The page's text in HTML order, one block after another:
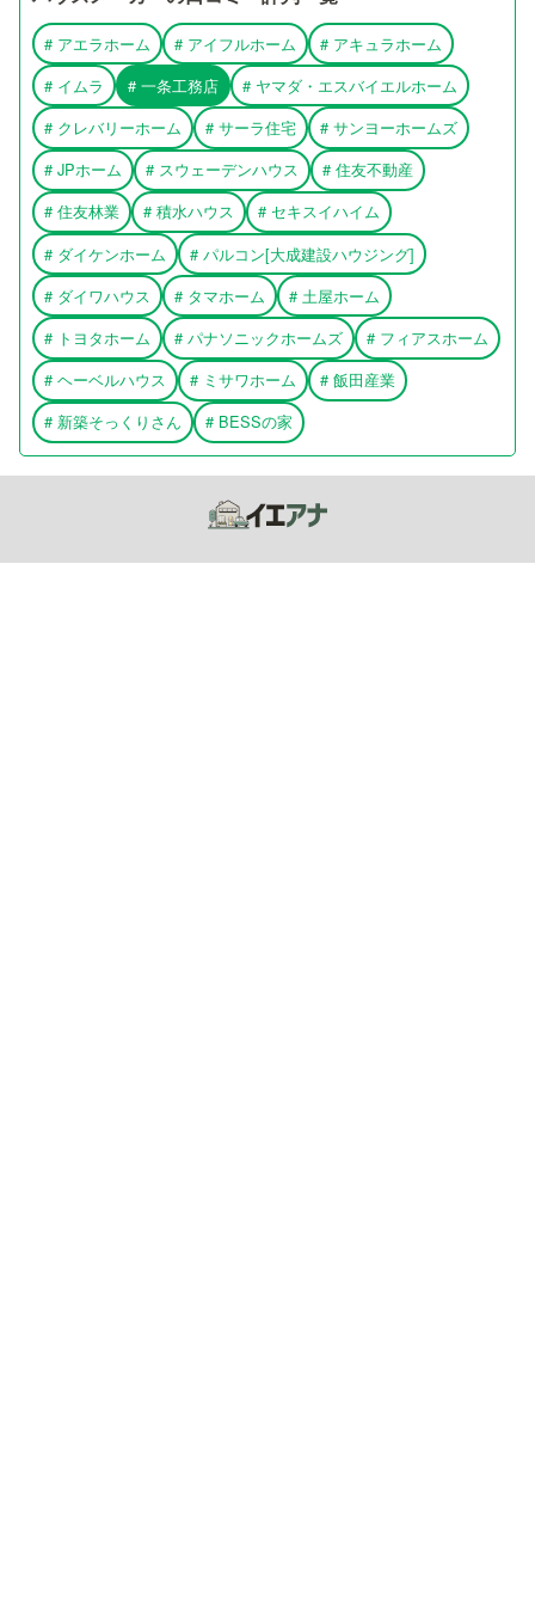
# アエラホーム # アイフルホーム # アキュラホーム
# イムラ # 一条工務店 # ヤマダ・エスバイエルホーム
# クレバリーホーム # サーラ住宅 # サンヨーホームズ
# JPホーム # スウェーデンハウス # 住友不動産
# 住友林業 # 積水ハウス # セキスイハイム
# ダイケンホーム # パルコン[大成建設ハウジング]
# ダイワハウス # タマホーム # 土屋ホーム
# トヨタホーム # パナソニックホームズ # フィアスホーム
# ヘーベルハウス # ミサワホーム # 飯田産業
# 新築そっくりさん # BESSの家